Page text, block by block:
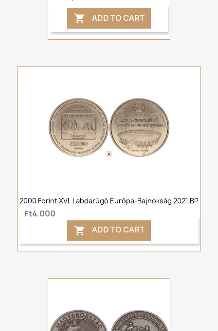
 ADD TO CART
2000 Forint XVI. Labdarúgó Európa-Bajnokság 2021 BP
Ft4,000
 ADD TO CART